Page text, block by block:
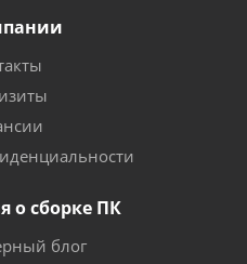
о сборке ПК
блог